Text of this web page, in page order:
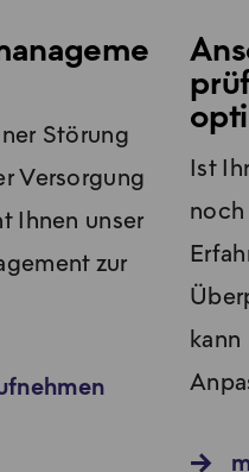
Störung
Versorgung
Ihnen unser
zur
Ist
noch